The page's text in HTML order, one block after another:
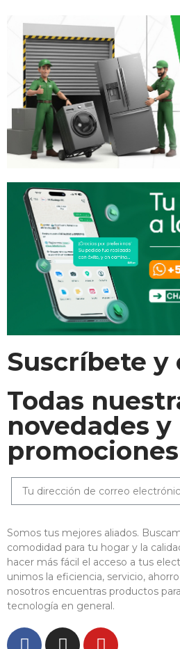
Suscríbete y
Todas
novedades y
promociones
Somos tus mejores aliados.
comodidad para tu hogar y la
hacer más fácil el acceso a tus
unimos la eficiencia, servicio,
nosotros encuentras productos
tecnología en general.